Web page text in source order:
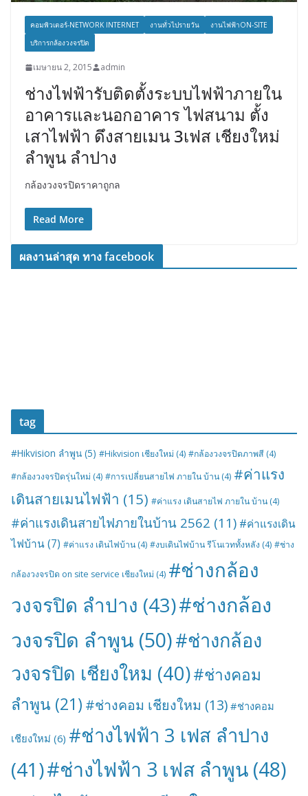
คอมพิวเตอร์-NETWORK INTERNET งานทั่วไปรายวัน
งานไฟฟ้าON-SITE
บริการกล้องวงจรปิด
เมษายน 2, 2015 admin
ช่างไฟฟ้ารับติดตั้งระบบไฟฟ้าภายใน
อาคารและนอกอาคาร ไฟสนาม ตั้ง
เสาไฟฟ้า ดึงสายเมน 3เฟส เชียงใหม่
ลำพูน ลำปาง
กล้องวงจรปิดราคาถูกล
Read More
ผลงานล่าสุด ทาง facebook
tag
#Hikvision ลำพูน (5) #Hikvision เชียงใหม่ (4) #กล้องวงจรปิดภาพสี (4)
#กล้องวงจรปิดรุ่นใหม่ (4) #การเปลี่ยนสายไฟ ภายใน บ้าน (4) #ค่าแรง
เดินสายเมนไฟฟ้า (15) #ค่าแรง เดินสายไฟ ภายใน บ้าน (4)
#ค่าแรงเดินสายไฟภายในบ้าน 2562 (11) #ค่าแรงเดิน
ไฟบ้าน(7) #ค่าแรง เดินไฟบ้าน (4) #งบเดินไฟบ้าน รีโนเวททั้งหลัง (4) #ช่าง
กล้องวงจรปิด on site service เชียงใหม่ (4) #ช่างกล้อง
วงจรปิด ลำปาง (43)#ช่างกล้อง
วงจรปิด ลำพูน (50)#ช่างกล้อง
วงจรปิด เชียงใหม (40)#ช่างคอม
ลำพูน (21) #ช่างคอม เชียงใหม (13) #ช่างคอม
เชียงใหม่ (6) #ช่างไฟฟ้า 3 เฟส ลำปาง
(41)#ช่างไฟฟ้า 3 เฟส ลำพูน (48)